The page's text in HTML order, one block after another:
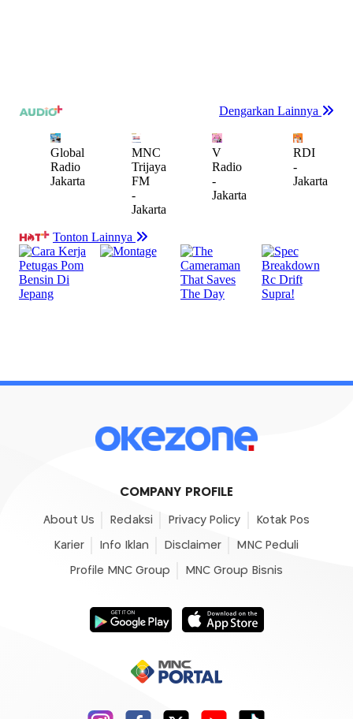
COMPANY PROFILE
About Us Redaksi Privacy Policy Kotak Pos
Karier Info Iklan Disclaimer MNC Peduli
Profile MNC Group MNC Group Bisnis